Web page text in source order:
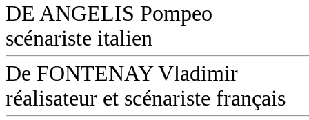
DE ANGELIS Pompeo
scénariste italien
De FONTENAY Vladimir
réalisateur et scénariste français